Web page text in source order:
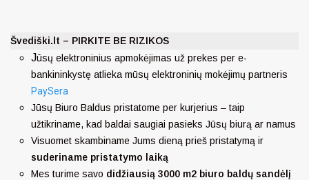
Švediški.lt – PIRKITE BE RIZIKOS
Jūsų elektroninius apmokėjimas už prekes per e-
bankininkystę atlieka mūsų elektroninių mokėjimų partneris
PaySera
Jūsų Biuro Baldus pristatome per kurjerius – taip
užtikriname, kad baldai saugiai pasieks Jūsų biurą ar namus
Visuomet skambiname Jums dieną prieš pristatymą ir
suderiname pristatymo laiką
Mes turime savo didžiausią 3000 m2 biuro baldų sandėlį